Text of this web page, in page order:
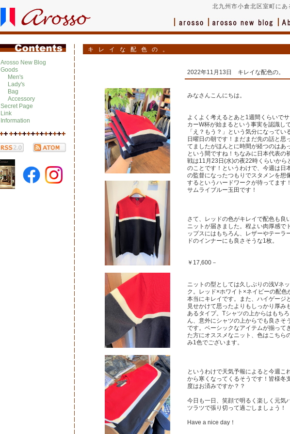
北九州市小倉北区室町に
Arosso New Blog
Goods
Men's
Lady's
Bag
Accessory
Secret Page
Link
Information
キレイな配色の。
2022年11月13日 キレイな配色の。
みなさんこんにちは。
よくよく考えるとあと1週間くらいでサ
カーW杯が始まるという事実を認識し
「え？もう？」という気分になってい
日曜日の朝です！まだまだ先の話と思
てましたがほんとに時間が経つのはあ
という間ですね！ちなみに日本代表の
戦は11月23日(水)の夜22時くらいから
のことです！というわけで、今週は日
の監督になったつもりでスタメンを想
するというハードワークが待ってます！
サムライブルー玉田です！
さて、レッドの色がキレイで配色も良
ニットが届きました。程よい肉厚感でト
ップスにはもちろん、レザーやテーラ
ドのインナーにも良さそうな1枚。
￥17,600－
ニットの型としては久しぶりの浅Vネッ
ク。レッド×ホワイト×ネイビーの配色
本当にキレイです。また、ハイゲージと
見せかけて思ったよりもしっかり厚み
あるタイプ。Tシャツの上からはもちろ
ん、意外にシャツの上からでも良さそう
です。ベーシックなアイテムが揃って
た方にオススメなニット、色はこちら
み1色でございます。
というわけで天気予報によると今週こ
から寒くなってくるそうです！皆様冬
度はお済みですか？？
今日も一日、笑顔で明るく楽しく元気
ツラツで張り切って過ごしましょう！
Have a nice day！